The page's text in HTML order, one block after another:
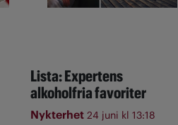
Lista: Expertens
alkoholfria favoriter
Nykterhet 24 juni kl 13:18